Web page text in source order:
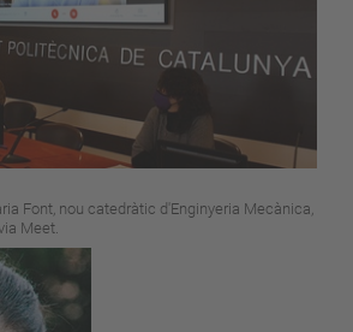
Font, nou catedràtic d'Enginyeria Mecànica,
Meet.